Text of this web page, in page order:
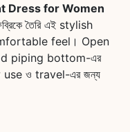
Dress for Women
তৈরি এই stylish
feel। Open
piping bottom-এর
ও travel-এর জন্য